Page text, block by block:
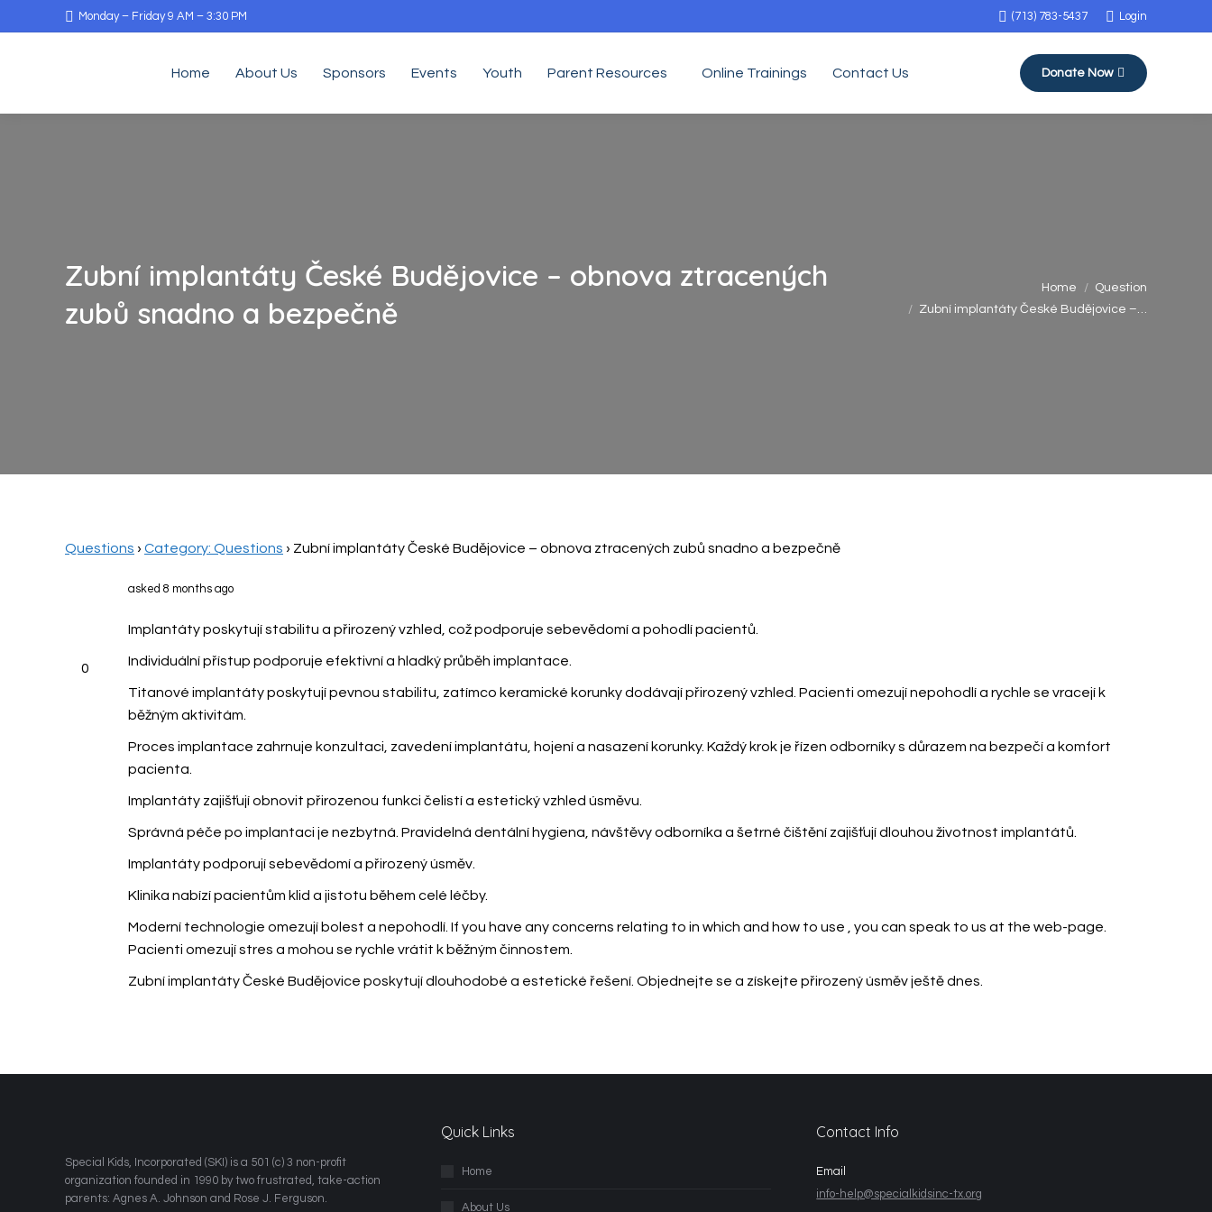
Monday – Friday 9 AM – 3:30 PM (713) 783-5437 Login
Home About Us Sponsors Events Youth Parent Resources Online Trainings Contact Us Donate Now
Zubní implantáty České Budějovice – obnova ztracených
zubů snadno a bezpečně
Home
Question
Zubní implantáty České Budějovice –…
Questions › Category: Questions › Zubní implantáty České Budějovice – obnova ztracených zubů snadno a bezpečně
0
asked 8 months ago
Implantáty poskytují stabilitu a přirozený vzhled, což podporuje sebevědomí a pohodlí pacientů.
Individuální přístup podporuje efektivní a hladký průběh implantace.
Titanové implantáty poskytují pevnou stabilitu, zatímco keramické korunky dodávají přirozený vzhled. Pacienti omezují nepohodlí a rychle se vracejí k
běžným aktivitám.
Proces implantace zahrnuje konzultaci, zavedení implantátu, hojení a nasazení korunky. Každý krok je řízen odborníky s důrazem na bezpečí a komfort
pacienta.
Implantáty zajišťují obnovit přirozenou funkci čelistí a estetický vzhled úsměvu.
Správná péče po implantaci je nezbytná. Pravidelná dentální hygiena, návštěvy odborníka a šetrné čištění zajišťují dlouhou životnost implantátů.
Implantáty podporují sebevědomí a přirozený úsměv.
Klinika nabízí pacientům klid a jistotu během celé léčby.
Moderní technologie omezují bolest a nepohodlí. If you have any concerns relating to in which and how to use
, you can speak to us at the web-page.
Pacienti omezují stres a mohou se rychle vrátit k běžným činnostem.
Zubní implantáty České Budějovice poskytují dlouhodobé a estetické řešení. Objednejte se a získejte přirozený úsměv ještě dnes.
​Special Kids, Incorporated (SKI) is a 501 (c) 3 non-profit
organization founded in 1990 by two frustrated, take-action
parents: Agnes A. Johnson and Rose J. Ferguson.
Quick Links
Home
About Us
Contact Info
Email
info-help@specialkidsinc-tx.org